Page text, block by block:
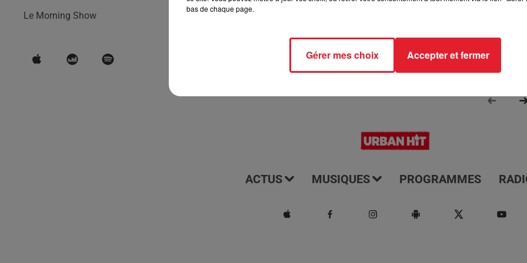
Le Morning Show
ACTUS MUSIQUES PROGRAMMES
bas de chaque page.
Gérer mes choix Accepter et fermer